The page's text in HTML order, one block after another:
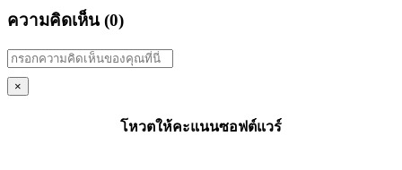
ความคิดเห็น (0)
×
โหวตให้คะแนนซอฟต์แวร์